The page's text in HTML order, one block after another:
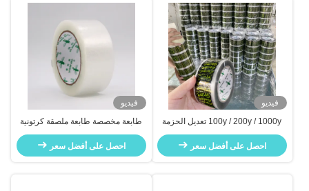
فيديو
100y / 200y / 1000y تعديل الحزمة
اللاصقة الكرتون شريط الختم الشحن
احصل على أفضل سعر
فيديو
طابعة مخصصة طابعة ملصقة كرتونية
شريط الختم مضاد للماء عرض 48 ملم
احصل على أفضل سعر